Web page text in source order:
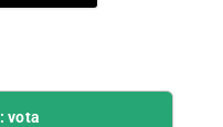
vota